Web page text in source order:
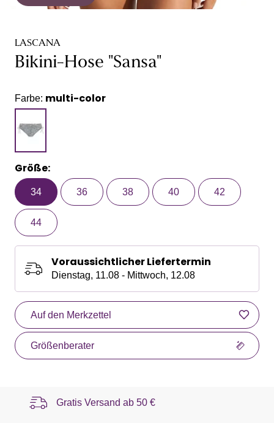
LASCANA
Bikini-Hose "Sansa"
Farbe: multi-color
Größe:
34 36 38 40 42
44
Voraussichtlicher Liefertermin
Dienstag, 11.08 - Mittwoch, 12.08
Auf den Merkzettel
Größenberater
Gratis Versand ab 50 €